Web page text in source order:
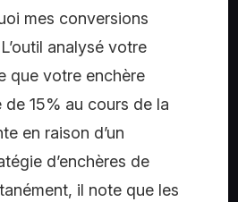
mes conversions
analysé votre
que votre enchère
de 15% au cours de la
en raison d’un
d’enchères de
il note que les